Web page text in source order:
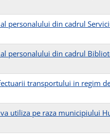
personalului din cadrul
personalului din cadrul
transportului in regim
utiliza pe raza municipiului